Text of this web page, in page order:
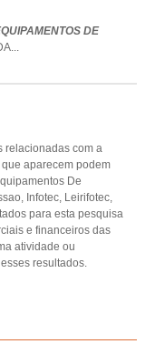
DE
...
relacionadas com a
aparecem podem
De
Infotec, Leirifotec,
para esta pesquisa
e financeiros das
atividade ou
resultados.